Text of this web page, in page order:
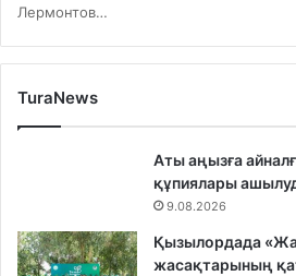
Лермонтов…
TuraNews
Аты аңызға
құпиялары
9.08.2026
Қызылордада
жасақтарының